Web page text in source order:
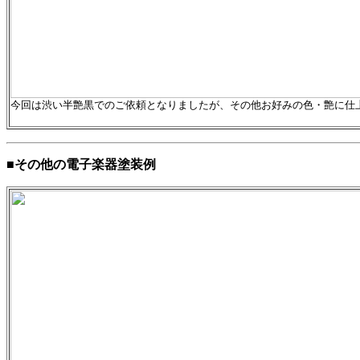
今回は渋い半艶黒でのご依頼となりましたが、その他お好みの色・艶に仕
■その他の電子楽器塗装例